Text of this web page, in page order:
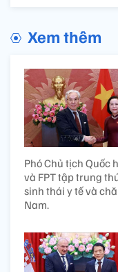
Xem thêm
Phó Chủ tịch Quốc
và FPT tập trung
sinh thái y tế và
Nam.